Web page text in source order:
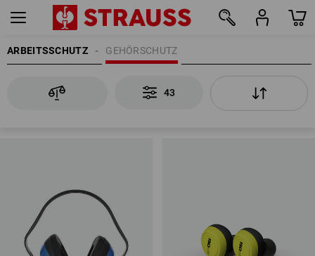
ARBEITSSCHUTZ GEHÖRSCHUTZ
43